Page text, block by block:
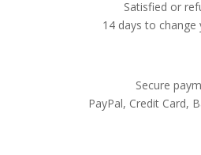
Satisfied or
14 days to change
Secure
PayPal, Credit Card,